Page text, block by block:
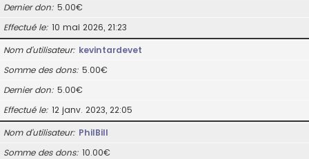
Dernier don 5.00€
Effectué le 10 mai 2026, 21:23
Nom d’utilisateur kevintardevet
Somme des dons 5.00€
Dernier don 5.00€
Effectué le 12 janv. 2023, 22:05
Nom d’utilisateur PhilBill
Somme des dons 10.00€